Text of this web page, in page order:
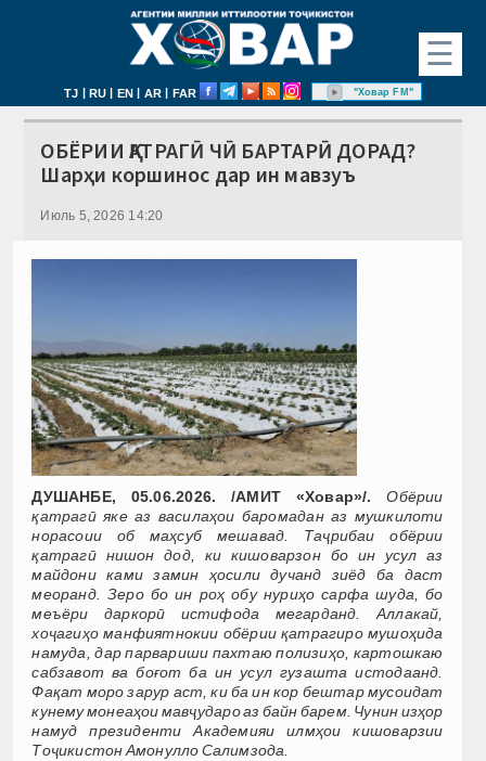
☰
TJ | RU | EN | AR | FAR "Ховар FM"
ОБЁРИИ ҚАТРАГӢ ЧӢ БАРТАРӢ ДОРАД?
Шарҳи коршинос дар ин мавзуъ
Июль 5, 2026 14:20
ДУШАНБЕ, 05.06.2026. /АМИТ «Ховар»/.
Обёрии
қатрагӣ яке аз василаҳои баромадан аз мушкилоти
норасоии об маҳсуб мешавад. Таҷрибаи обёрии
қатрагӣ нишон дод, ки кишоварзон бо ин усул аз
майдони ками замин ҳосили дучанд зиёд ба даст
меоранд. Зеро бо ин роҳ обу нуриҳо сарфа шуда, бо
меъёри даркорӣ истифода мегарданд. Аллакай,
хоҷагиҳо манфиятнокии обёрии қатрагиро мушоҳида
намуда, дар парвариши пахтаю полизиҳо, картошкаю
сабзавот ва боғот ба ин усул гузашта истодаанд.
Фақат моро зарур аст, ки ба ин кор бештар мусоидат
кунему монеаҳои мавҷударо аз байн барем. Чунин изҳор
намуд президенти Академияи илмҳои кишоварзии
Тоҷикистон Амонулло Салимзода.